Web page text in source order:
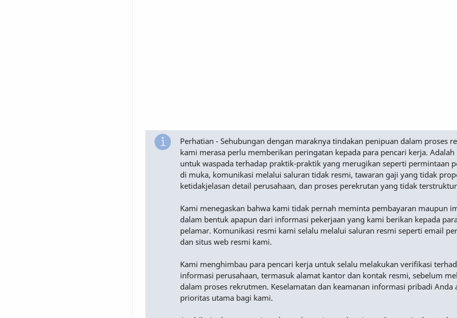
Perhatian - Sehubungan dengan maraknya tindakan penipuan dalam proses
kami merasa perlu memberikan peringatan kepada para pencari kerja. Adalah
untuk waspada terhadap praktik-praktik yang merugikan seperti permintaan
di muka, komunikasi melalui saluran tidak resmi, tawaran gaji yang tidak
ketidakjelasan detail perusahaan, dan proses perekrutan yang tidak
Kami menegaskan bahwa kami tidak pernah meminta pembayaran maupun
dalam bentuk apapun dari informasi pekerjaan yang kami berikan kepada
pelamar. Komunikasi resmi kami selalu melalui saluran resmi seperti email
dan situs web resmi kami.
Kami menghimbau para pencari kerja untuk selalu melakukan verifikasi
informasi perusahaan, termasuk alamat kantor dan kontak resmi, sebelum
dalam proses rekrutmen. Keselamatan dan keamanan informasi pribadi Anda
prioritas utama bagi kami.